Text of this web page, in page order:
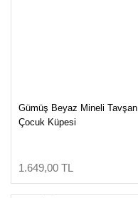
Gümüş Beyaz Mineli Tavşan
Çocuk Küpesi
1.649,00 TL